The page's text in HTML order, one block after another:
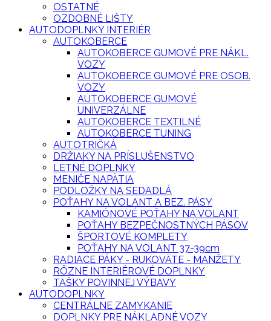
OSTATNÉ
OZDOBNÉ LIŠTY
AUTODOPLNKY INTERIÉR
AUTOKOBERCE
AUTOKOBERCE GUMOVÉ PRE NÁKL.
VOZY
AUTOKOBERCE GUMOVÉ PRE OSOB.
VOZY
AUTOKOBERCE GUMOVÉ
UNIVERZÁLNE
AUTOKOBERCE TEXTILNÉ
AUTOKOBERCE TUNING
AUTOTRIČKÁ
DRŽIAKY NA PRÍSLUŠENSTVO
LETNÉ DOPLNKY
MENIČE NAPÄTIA
PODLOŽKY NA SEDADLÁ
POŤAHY NA VOLANT A BEZ. PÁSY
KAMIÓNOVÉ POŤAHY NA VOLANT
POŤAHY BEZPEČNOSTNÝCH PÁSOV
ŠPORTOVÉ KOMPLETY
POŤAHY NA VOLANT 37-39cm
RADIACE PÁKY - RUKOVÄTE - MANŽETY
RÔZNE INTERIÉROVÉ DOPLNKY
TAŠKY POVINNEJ VÝBAVY
AUTODOPLNKY
CENTRÁLNE ZAMYKANIE
DOPLNKY PRE NÁKLADNÉ VOZY